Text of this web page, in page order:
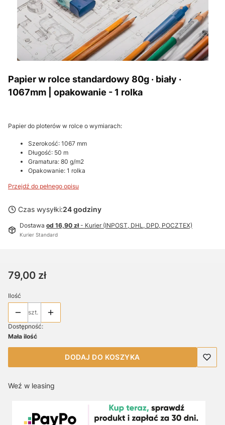
Papier w rolce standardowy 80g · biały ·
1067mm | opakowanie - 1 rolka
Papier do ploterów w rolce o wymiarach:
Szerokość: 1067 mm
Długość: 50 m
Gramatura: 80 g/m2
Opakowanie: 1 rolka
Przejdź do pełnego opisu
Czas wysyłki:24 godziny
Dostawa od 16,90 zł- Kurier (INPOST, DHL, DPD, POCZTEX)
Kurier Standard
Cena
79,00 zł
Ilość
szt.
Dostępność:
Mała ilość
DODAJ DO KOSZYKA
Weź w leasing